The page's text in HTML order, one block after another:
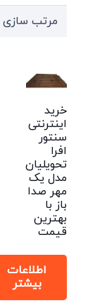
خرید
اینترنتی
سنتور
افرا
تحویلیان
مدل یک
مهر صدا
باز با
بهترین
قیمت
اطلاعات
بیشتر